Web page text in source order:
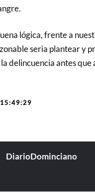
lógica, frente a
serìa plantear y
delincuencia antes que
DiarioDominciano